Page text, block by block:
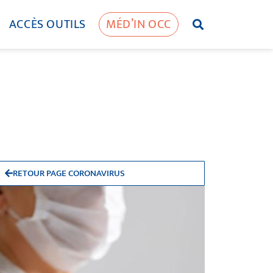
ACCÈS OUTILS MÉD’IN OCC
RETOUR PAGE CORONAVIRUS